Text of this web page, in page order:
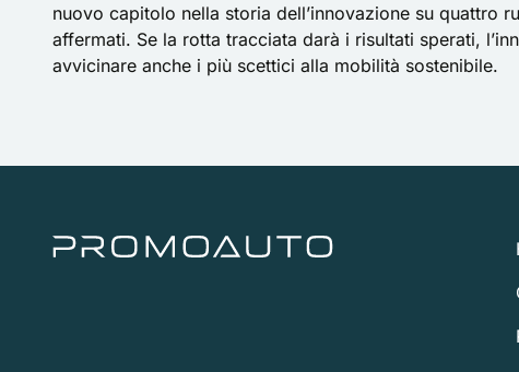
nuovo capitolo nella storia dell’innovazione su quattro
affermati. Se la rotta tracciata darà i risultati sperati,
avvicinare anche i più scettici alla mobilità sostenibile.